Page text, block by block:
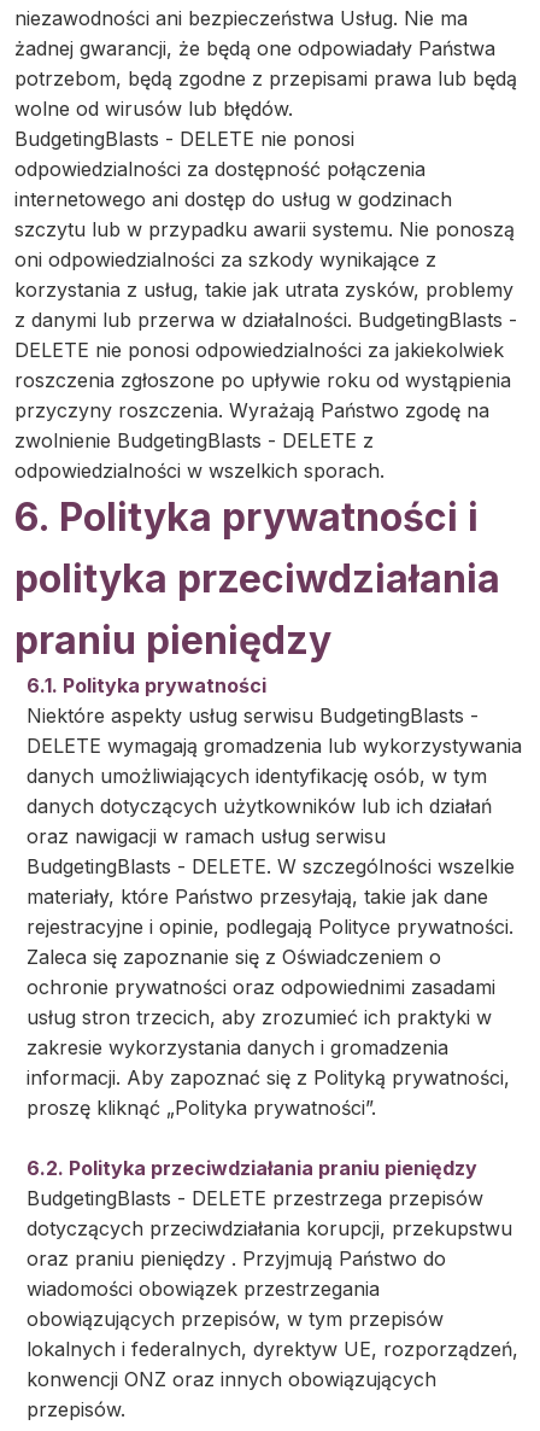
niezawodności ani bezpieczeństwa Usług. Nie ma
żadnej gwarancji, że będą one odpowiadały Państwa
potrzebom, będą zgodne z przepisami prawa lub będą
wolne od wirusów lub błędów.
BudgetingBlasts - DELETE nie ponosi
odpowiedzialności za dostępność połączenia
internetowego ani dostęp do usług w godzinach
szczytu lub w przypadku awarii systemu. Nie ponoszą
oni odpowiedzialności za szkody wynikające z
korzystania z usług, takie jak utrata zysków, problemy
z danymi lub przerwa w działalności. BudgetingBlasts -
DELETE nie ponosi odpowiedzialności za jakiekolwiek
roszczenia zgłoszone po upływie roku od wystąpienia
przyczyny roszczenia. Wyrażają Państwo zgodę na
zwolnienie BudgetingBlasts - DELETE z
odpowiedzialności w wszelkich sporach.
6. Polityka prywatności i
polityka przeciwdziałania
praniu pieniędzy
6.1. Polityka prywatności
Niektóre aspekty usług serwisu BudgetingBlasts -
DELETE wymagają gromadzenia lub wykorzystywania
danych umożliwiających identyfikację osób, w tym
danych dotyczących użytkowników lub ich działań
oraz nawigacji w ramach usług serwisu
BudgetingBlasts - DELETE. W szczególności wszelkie
materiały, które Państwo przesyłają, takie jak dane
rejestracyjne i opinie, podlegają Polityce prywatności.
Zaleca się zapoznanie się z Oświadczeniem o
ochronie prywatności oraz odpowiednimi zasadami
usług stron trzecich, aby zrozumieć ich praktyki w
zakresie wykorzystania danych i gromadzenia
informacji. Aby zapoznać się z Polityką prywatności,
proszę kliknąć „Polityka prywatności”.
6.2. Polityka przeciwdziałania praniu pieniędzy
BudgetingBlasts - DELETE przestrzega przepisów
dotyczących przeciwdziałania korupcji, przekupstwu
oraz praniu pieniędzy . Przyjmują Państwo do
wiadomości obowiązek przestrzegania
obowiązujących przepisów, w tym przepisów
lokalnych i federalnych, dyrektyw UE, rozporządzeń,
konwencji ONZ oraz innych obowiązujących
przepisów.